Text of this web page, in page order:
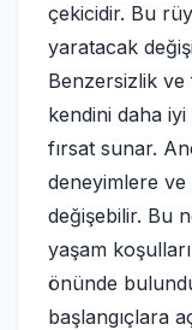
çekicidir. Bu
yaratacak
Benzersizlik ve
kendini daha iyi
fırsat sunar.
deneyimlere ve
değişebilir. Bu
yaşam
önünde
başlangıçlara